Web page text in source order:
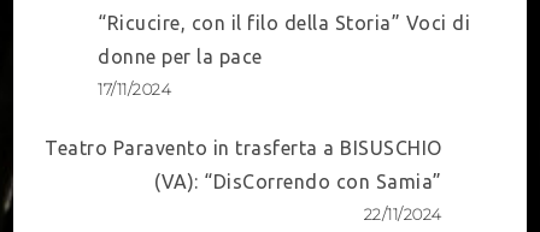
Post
Navigation
“Ricucire, con il filo della Storia” Voci di
donne per la pace
17/11/2024
Teatro Paravento in trasferta a BISUSCHIO
(VA): “DisCorrendo con Samia”
22/11/2024